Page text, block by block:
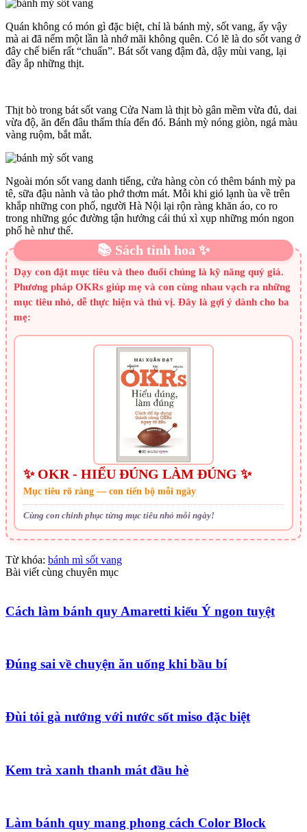
Quán không có món gì đặc biệt, chỉ là bánh mỳ, sốt vang, ấy vậy
mà ai đã nếm một lần là nhớ mãi không quên. Có lẽ là do sốt vang ở
đây chế biến rất “chuẩn”. Bát sốt vang đậm đà, dậy mùi vang, lại
đầy ắp những thịt.
Thịt bò trong bát sốt vang Cửa Nam là thịt bò gân mềm vừa đủ, dai
vừa độ, ăn đến đâu thấm thía đến đó. Bánh mỳ nóng giòn, ngả màu
vàng ruộm, bắt mắt.
Ngoài món sốt vang danh tiếng, cửa hàng còn có thêm bánh mỳ pa
tê, sữa đậu nành và tào phớ thơm mát. Mỗi khi gió lạnh ùa về trên
khắp những con phố, người Hà Nội lại rộn ràng khăn áo, co ro
trong những góc đường tận hưởng cái thú xì xụp những món ngon
phố hè như thế.
📚 Sách tinh hoa ✨
Dạy con đặt mục tiêu và theo đuổi chúng là kỹ năng quý giá.
Phương pháp OKRs giúp mẹ và con cùng nhau vạch ra những
mục tiêu nhỏ, dễ thực hiện và thú vị. Đây là gợi ý dành cho ba
mẹ:
✨ OKR - HIỂU ĐÚNG LÀM ĐÚNG ✨
Mục tiêu rõ ràng — con tiến bộ mỗi ngày
Cùng con chinh phục từng mục tiêu nhỏ mỗi ngày!
Từ khóa: bánh mì sốt vang
Bài viết cùng chuyên mục
Cách làm bánh quy Amaretti kiểu Ý ngon tuyệt
Đúng sai về chuyện ăn uống khi bầu bí
Đùi tỏi gà nướng với nước sốt miso đặc biệt
Kem trà xanh thanh mát đầu hè
Làm bánh quy mang phong cách Color Block